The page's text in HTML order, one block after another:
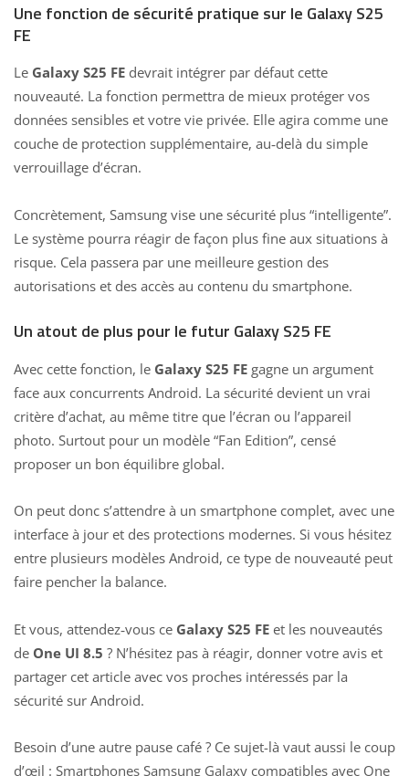
Une fonction de sécurité pratique sur le Galaxy S25
FE
Le Galaxy S25 FE devrait intégrer par défaut cette
nouveauté. La fonction permettra de mieux protéger vos
données sensibles et votre vie privée. Elle agira comme une
couche de protection supplémentaire, au‑delà du simple
verrouillage d’écran.
Concrètement, Samsung vise une sécurité plus “intelligente”.
Le système pourra réagir de façon plus fine aux situations à
risque. Cela passera par une meilleure gestion des
autorisations et des accès au contenu du smartphone.
Un atout de plus pour le futur Galaxy S25 FE
Avec cette fonction, le Galaxy S25 FE gagne un argument
face aux concurrents Android. La sécurité devient un vrai
critère d’achat, au même titre que l’écran ou l’appareil
photo. Surtout pour un modèle “Fan Edition”, censé
proposer un bon équilibre global.
On peut donc s’attendre à un smartphone complet, avec une
interface à jour et des protections modernes. Si vous hésitez
entre plusieurs modèles Android, ce type de nouveauté peut
faire pencher la balance.
Et vous, attendez‑vous ce Galaxy S25 FE et les nouveautés
de One UI 8.5 ? N’hésitez pas à réagir, donner votre avis et
partager cet article avec vos proches intéressés par la
sécurité sur Android.
Besoin d’une autre pause café ? Ce sujet-là vaut aussi le coup
d’œil : Smartphones Samsung Galaxy compatibles avec One